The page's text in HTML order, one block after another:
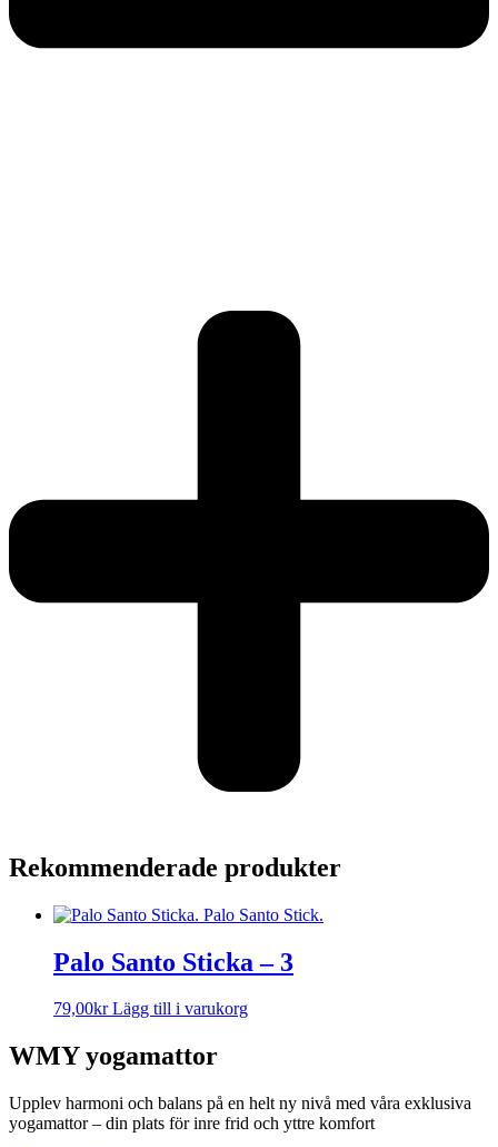
Rekommenderade produkter
Palo Santo Sticka – 3
79,00kr Lägg till i varukorg
WMY yogamattor
Upplev harmoni och balans på en helt ny nivå med våra exklusiva
yogamattor – din plats för inre frid och yttre komfort